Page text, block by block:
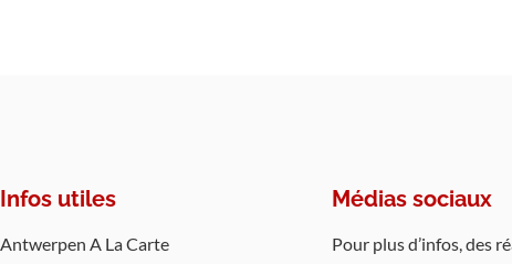
Infos utiles
Antwerpen A La Carte
Médias sociaux
Pour plus d’infos, des